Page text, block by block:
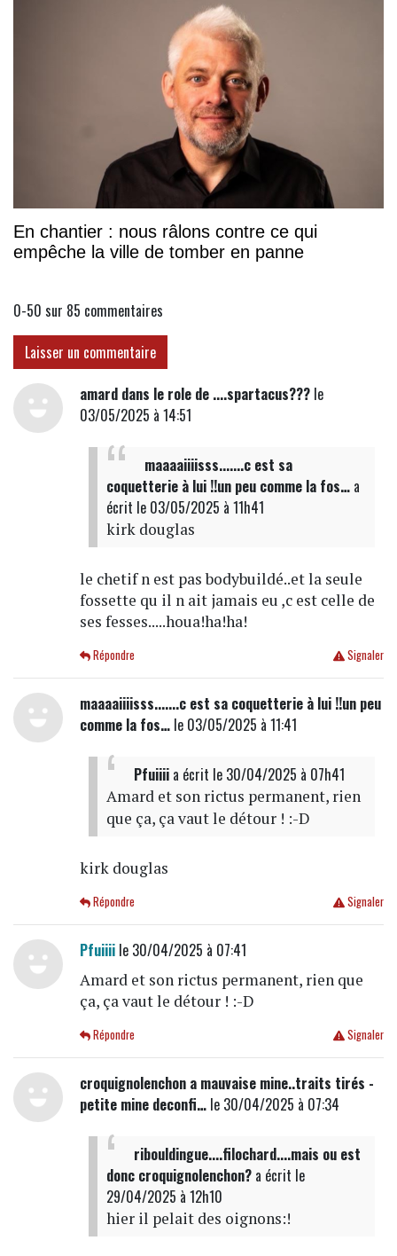
En chantier : nous râlons contre ce qui
empêche la ville de tomber en panne
0-50 sur 85 commentaires
Laisser un commentaire
amard dans le role de ....spartacus???le
03/05/2025 à 14:51
maaaaiiiisss.......c est sa
coquetterie à lui !!un peu comme la fos…a
écrit le 03/05/2025 à 11h41
kirk douglas
le chetif n est pas bodybuildé..et la seule
fossette qu il n ait jamais eu ,c est celle de
ses fesses.....houa!ha!ha!
Signaler
Répondre
maaaaiiiisss.......c est sa coquetterie à lui !!un peu
comme la fos…le 03/05/2025 à 11:41
Pfuiiiia écrit le 30/04/2025 à 07h41
Amard et son rictus permanent, rien
que ça, ça vaut le détour ! :-D
kirk douglas
Signaler
Répondre
Pfuiiiile 30/04/2025 à 07:41
Amard et son rictus permanent, rien que
ça, ça vaut le détour ! :-D
Signaler
Répondre
croquignolenchon a mauvaise mine..traits tirés -
petite mine deconfi…le 30/04/2025 à 07:34
ribouldingue....filochard....mais ou est
donc croquignolenchon?a écrit le
29/04/2025 à 12h10
hier il pelait des oignons:!